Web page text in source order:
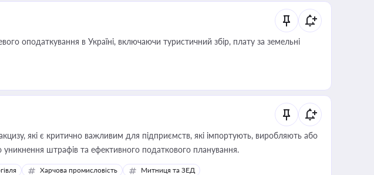
оподаткування в Україні, включаючи туристичний збір, плату за земельні
які є критично важливим для підприємств, які імпортують, виробляють або
уникнення штрафів та ефективного податкового планування.
Харчова промисловість Митниця та ЗЕД